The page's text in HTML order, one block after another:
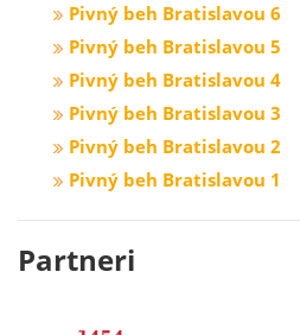
Pivný beh Bratislavou 6
Pivný beh Bratislavou 5
Pivný beh Bratislavou 4
Pivný beh Bratislavou 3
Pivný beh Bratislavou 2
Pivný beh Bratislavou 1
Partneri